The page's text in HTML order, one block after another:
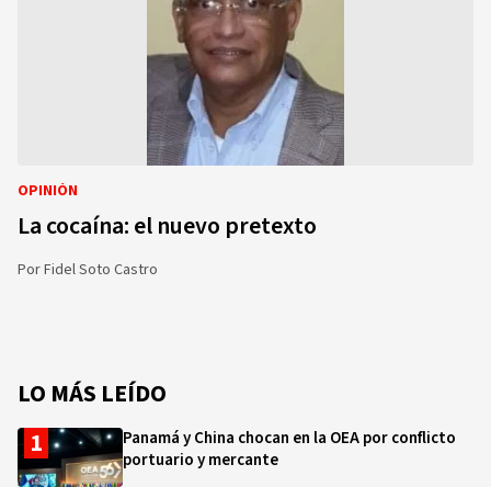
OPINIÓN
La cocaína: el nuevo pretexto
PorFidel Soto Castro
LO MÁS LEÍDO
Panamá y China chocan en la OEA por conflicto
portuario y mercante